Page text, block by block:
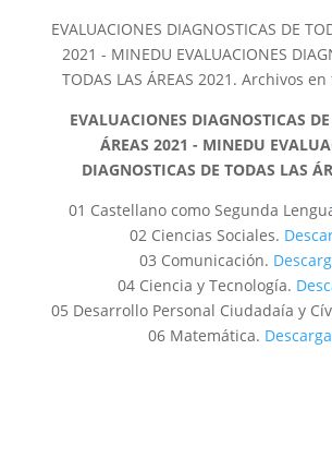
y
i
d
e
EVALUACIONES DIAGNOSTICAS DE
2021 - MINEDU EVALUACIONES
TODAS LAS ÁREAS 2021. Archivos
EVALUACIONES DIAGNOSTICAS
ÁREAS 2021 - MINEDU
DIAGNOSTICAS DE TODAS LAS
01 Castellano como Segunda
02 Ciencias Sociales.
03 Comunicación.
04 Ciencia y Tecnología.
05 Desarrollo Personal Ciudadaía y
06 Matemática.